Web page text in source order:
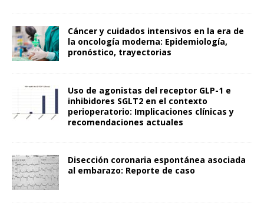
Cáncer y cuidados intensivos en la era de
la oncología moderna: Epidemiología,
pronóstico, trayectorias
Uso de agonistas del receptor GLP-1 e
inhibidores SGLT2 en el contexto
perioperatorio: Implicaciones clínicas y
recomendaciones actuales
Disección coronaria espontánea asociada
al embarazo: Reporte de caso